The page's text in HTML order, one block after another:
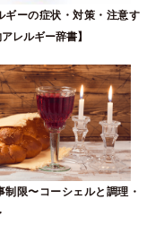
ギーの症状・対策・注意す
レルギー辞書】
限〜コーシェルと調理・